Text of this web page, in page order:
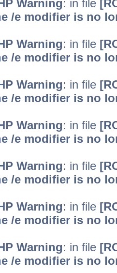
Warning: in file
/e modifier is no
Warning: in file
/e modifier is no
Warning: in file
/e modifier is no
Warning: in file
/e modifier is no
Warning: in file
/e modifier is no
Warning: in file
/e modifier is no
Warning: in file
/e modifier is no